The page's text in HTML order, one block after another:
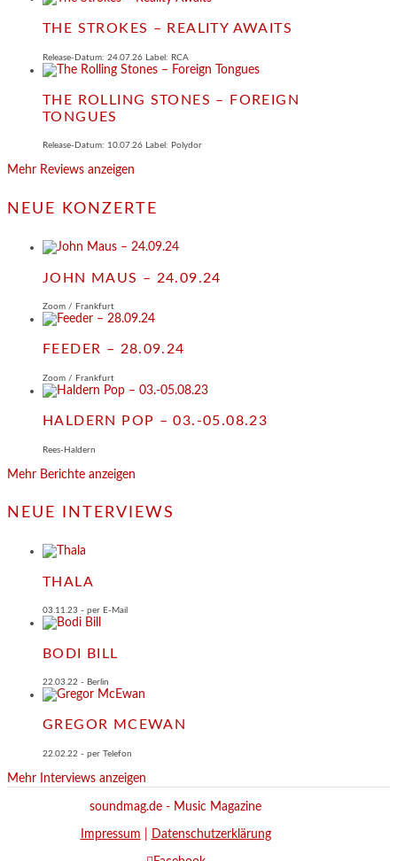
THE STROKES – REALITY AWAITS
Release-Datum: 24.07.26 Label: RCA
THE ROLLING STONES – FOREIGN
TONGUES
Release-Datum: 10.07.26 Label: Polydor
Mehr Reviews anzeigen
NEUE KONZERTE
JOHN MAUS – 24.09.24
Zoom / Frankfurt
FEEDER – 28.09.24
Zoom / Frankfurt
HALDERN POP – 03.-05.08.23
Rees-Haldern
Mehr Berichte anzeigen
NEUE INTERVIEWS
THALA
03.11.23 - per E-Mail
BODI BILL
22.03.22 - Berlin
GREGOR MCEWAN
22.02.22 - per Telefon
Mehr Interviews anzeigen
soundmag.de - Music Magazine
Impressum Datenschutzerklärung